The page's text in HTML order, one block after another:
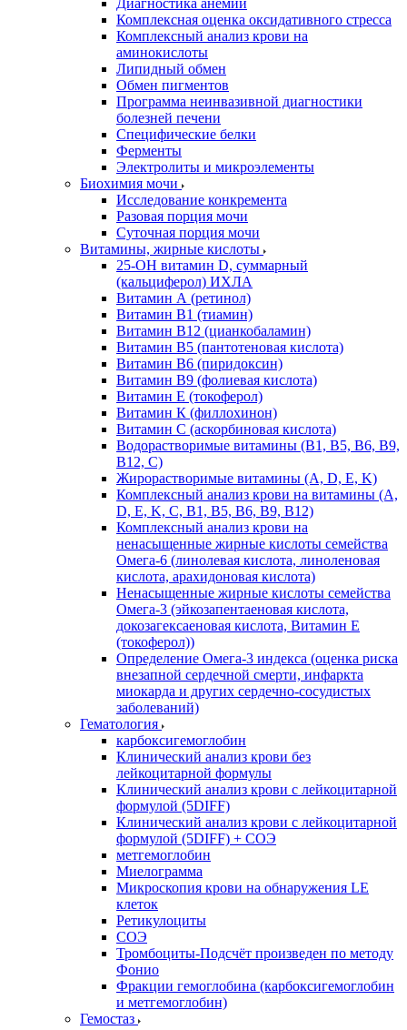
Диагностика анемий
Комплексная оценка оксидативного стресса
Комплексный анализ крови на
аминокислоты
Липидный обмен
Обмен пигментов
Программа неинвазивной диагностики
болезней печени
Специфические белки
Ферменты
Электролиты и микроэлементы
Биохимия мочи
Исследование конкремента
Разовая порция мочи
Суточная порция мочи
Витамины, жирные кислоты
25-OH витамин D, суммарный
(кальциферол) ИХЛА
Витамин А (ретинол)
Витамин В1 (тиамин)
Витамин В12 (цианкобаламин)
Витамин В5 (пантотеновая кислота)
Витамин В6 (пиридоксин)
Витамин В9 (фолиевая кислота)
Витамин Е (токоферол)
Витамин К (филлохинон)
Витамин С (аскорбиновая кислота)
Водорастворимые витамины (B1, B5, B6, В9,
В12, С)
Жирорастворимые витамины (A, D, E, K)
Комплексный анализ крови на витамины (A,
D, E, K, C, B1, B5, B6, В9, B12)
Комплексный анализ крови на
ненасыщенные жирные кислоты семейства
Омега-6 (линолевая кислота, линоленовая
кислота, арахидоновая кислота)
Ненасыщенные жирные кислоты семейства
Омега-3 (эйкозапентаеновая кислота,
докозагексаеновая кислота, Витамин E
(токоферол))
Определение Омега-3 индекса (оценка риска
внезапной сердечной смерти, инфаркта
миокарда и других сердечно-сосудистых
заболеваний)
Гематология
карбоксигемоглобин
Клинический анализ крови без
лейкоцитарной формулы
Клинический анализ крови с лейкоцитарной
формулой (5DIFF)
Клинический анализ крови с лейкоцитарной
формулой (5DIFF) + СОЭ
метгемоглобин
Миелограмма
Микроскопия крови на обнаружения LE
клеток
Ретикулоциты
СОЭ
Тромбоциты-Подсчёт произведен по методу
Фонио
Фракции гемоглобина (карбоксигемоглобин
и метгемоглобин)
Гемостаз